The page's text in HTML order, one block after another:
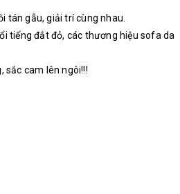
tán gẫu, giải trí cùng nhau.
tiếng đắt đỏ, các thương hiệu sofa da
sắc cam lên ngôi!!!